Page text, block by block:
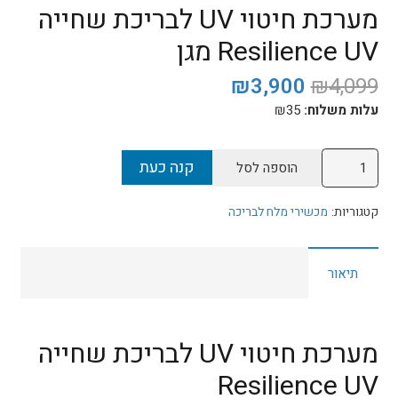
מערכת חיטוי UV לבריכת שחייה
Resilience UV מגן
₪4,099 המחיר
המקורי
₪4,099.
₪3,900
₪3,900.
עלות משלוח: ₪35
כמות
של
מערכת
UV
לבריכת
UV
מגן
הוספה לסל קנה כעת
קטגוריות: מכשירי מלח לבריכה
תיאור
מערכת חיטוי UV לבריכת שחייה
Resilience UV